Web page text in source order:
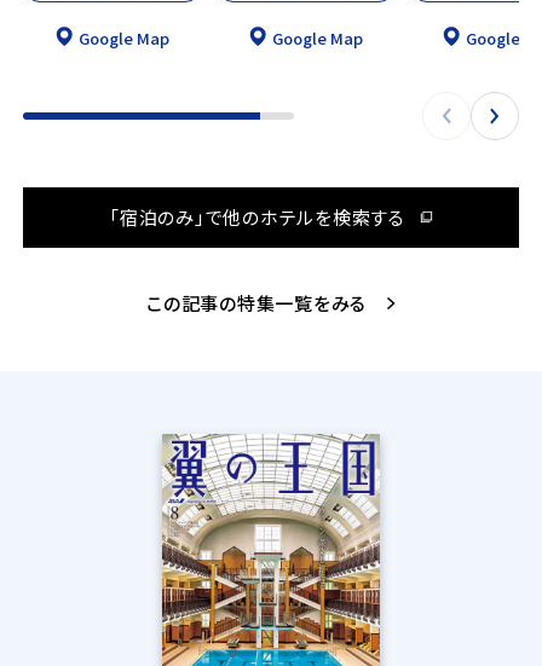
Google Map Google Map Google
「宿泊のみ」で他のホテルを検索する
この記事の特集一覧をみる